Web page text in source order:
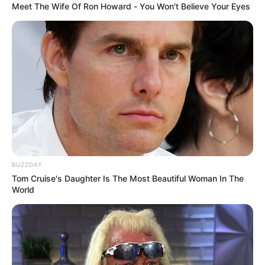
En otras noticias:Megaobra en Cundinamarca conectaría
varios municipios y trayectos serán cortos
En su análisis, el Ministerio Público también explicó que
las decisiones anteriores no incluyeron una descripción
precisa de las conductas atribuidas al funcionario. Según
el informe,hubo inconsistencias entre los fundamentos
Meet The Wife Of Ron Howard - You Won't Believe Your Eyes
BUZZDAY
Tom Cruise's Daughter Is The Most Beautiful Woman In The
World